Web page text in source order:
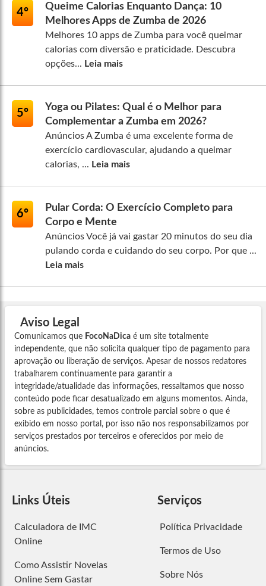
4º
Queime Calorias Enquanto Dança: 10
Melhores Apps de Zumba de 2026
Melhores 10 apps de Zumba para você queimar
calorias com diversão e praticidade. Descubra
opções... Leia mais
5º
Yoga ou Pilates: Qual é o Melhor para
Complementar a Zumba em 2026?
Anúncios A Zumba é uma excelente forma de
exercício cardiovascular, ajudando a queimar
calorias, ... Leia mais
6º
Pular Corda: O Exercício Completo para
Corpo e Mente
Anúncios Você já vai gastar 20 minutos do seu dia
pulando corda e cuidando do seu corpo. Por que ...
Leia mais
Aviso Legal
Comunicamos que FocoNaDica é um site totalmente
independente, que não solicita qualquer tipo de pagamento para
aprovação ou liberação de serviços. Apesar de nossos redatores
trabalharem continuamente para garantir a
integridade/atualidade das informações, ressaltamos que nosso
conteúdo pode ficar desatualizado em alguns momentos. Ainda,
sobre as publicidades, temos controle parcial sobre o que é
exibido em nosso portal, por isso não nos responsabilizamos por
serviços prestados por terceiros e oferecidos por meio de
anúncios.
Links Úteis
Calculadora de IMC
Online
Como Assistir Novelas
Online Sem Gastar
Serviços
Política Privacidade
Termos de Uso
Sobre Nós